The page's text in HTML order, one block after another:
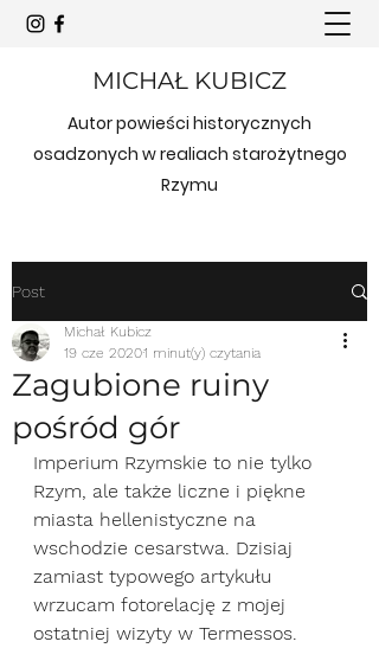
MICHAŁ KUBICZ
Autor powieści historycznych
osadzonych w realiach starożytnego
Rzymu
Post
Zagubione ruiny
pośród gór
Michał Kubicz
19 cze 20201 minut(y) czytania
Imperium Rzymskie to nie tylko
Rzym, ale także liczne i piękne
miasta hellenistyczne na
wschodzie cesarstwa. Dzisiaj
zamiast typowego artykułu
wrzucam fotorelację z mojej
ostatniej wizyty w Termessos.